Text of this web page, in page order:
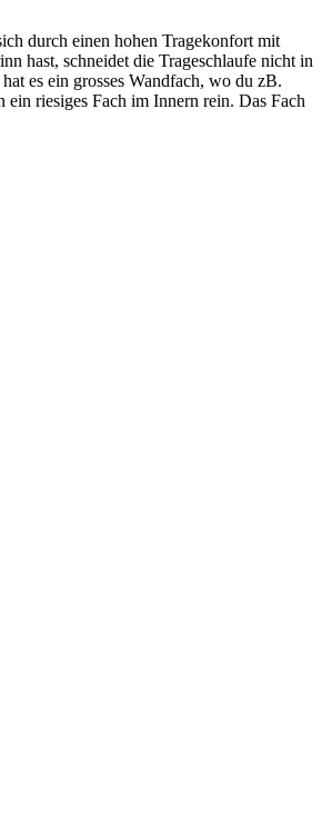
durch einen hohen Tragekonfort mit
hast, schneidet die Trageschlaufe nicht in
es ein grosses Wandfach, wo du zB.
riesiges Fach im Innern rein. Das Fach